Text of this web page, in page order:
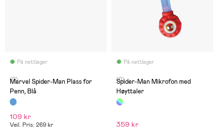
På nettlager
(0)
Marvel Spider-Man Plass for
Penn, Blå
109 kr
Veil. Pris: 269 kr
På nettlager
(0)
Spider-Man Mikrofon med
Høyttaler
359 kr